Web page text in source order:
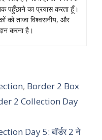
पहुँछाने का प्रयास करता हूँ।
को ताजा विश्वसनीय, और
करना है।
, Border 2 Box
2 Collection Day
Day 5: बॉर्डर 2 ने